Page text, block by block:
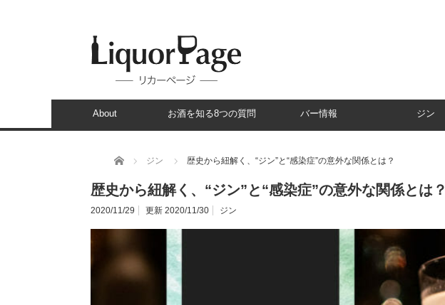
About お酒を知る8つの質問 バー情報 ジン
ホーム ジン 歴史から紐解く、“ジン”と“感染症”の意外な関係とは？
歴史から紐解く、“ジン”と“感染症”の意外な関係とは？
2020/11/29 更新 2020/11/30 ジン